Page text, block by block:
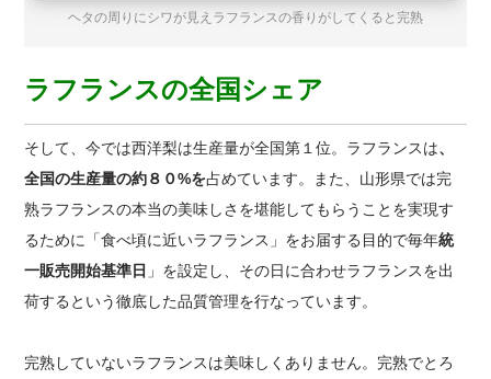
ヘタの周りにシワが見えラフランスの香りがしてくると完熟
ラフランスの全国シェア
そして、今では西洋梨は生産量が全国第１位。ラフランスは、
全国の生産量の約８０%を占めています。また、山形県では完
熟ラフランスの本当の美味しさを堪能してもらうことを実現す
るために「食べ頃に近いラフランス」をお届する目的で毎年統
一販売開始基準日 」を設定し、その日に合わせラフランスを出
荷するという徹底した品質管理を行なっています。
完熟していないラフランスは美味しくありません。完熟でとろ